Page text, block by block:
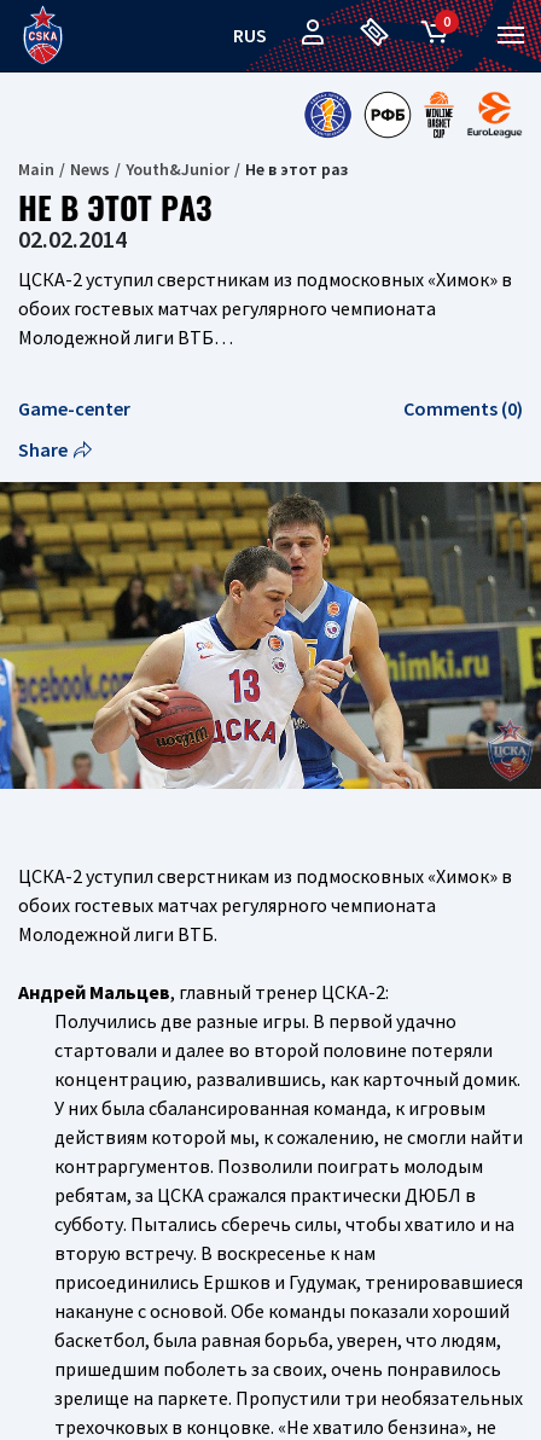
RUS
0
Main News Youth&Junior Не в этот раз
НЕ В ЭТОТ РАЗ
02.02.2014
ЦСКА-2 уступил сверстникам из подмосковных «Химок» в
обоих гостевых матчах регулярного чемпионата
Молодежной лиги ВТБ…
Game-center
Comments (0)
Share
ЦСКА-2 уступил сверстникам из подмосковных «Химок» в
обоих гостевых матчах регулярного чемпионата
Молодежной лиги ВТБ.
Андрей Мальцев, главный тренер ЦСКА-2:
Получились две разные игры. В первой удачно
стартовали и далее во второй половине потеряли
концентрацию, развалившись, как карточный домик.
У них была сбалансированная команда, к игровым
действиям которой мы, к сожалению, не смогли найти
контраргументов. Позволили поиграть молодым
ребятам, за ЦСКА сражался практически ДЮБЛ в
субботу. Пытались сберечь силы, чтобы хватило и на
вторую встречу. В воскресенье к нам
присоединились Ершков и Гудумак, тренировавшиеся
накануне с основой. Обе команды показали хороший
баскетбол, была равная борьба, уверен, что людям,
пришедшим поболеть за своих, очень понравилось
зрелище на паркете. Пропустили три необязательных
трехочковых в концовке. «Не хватило бензина», не